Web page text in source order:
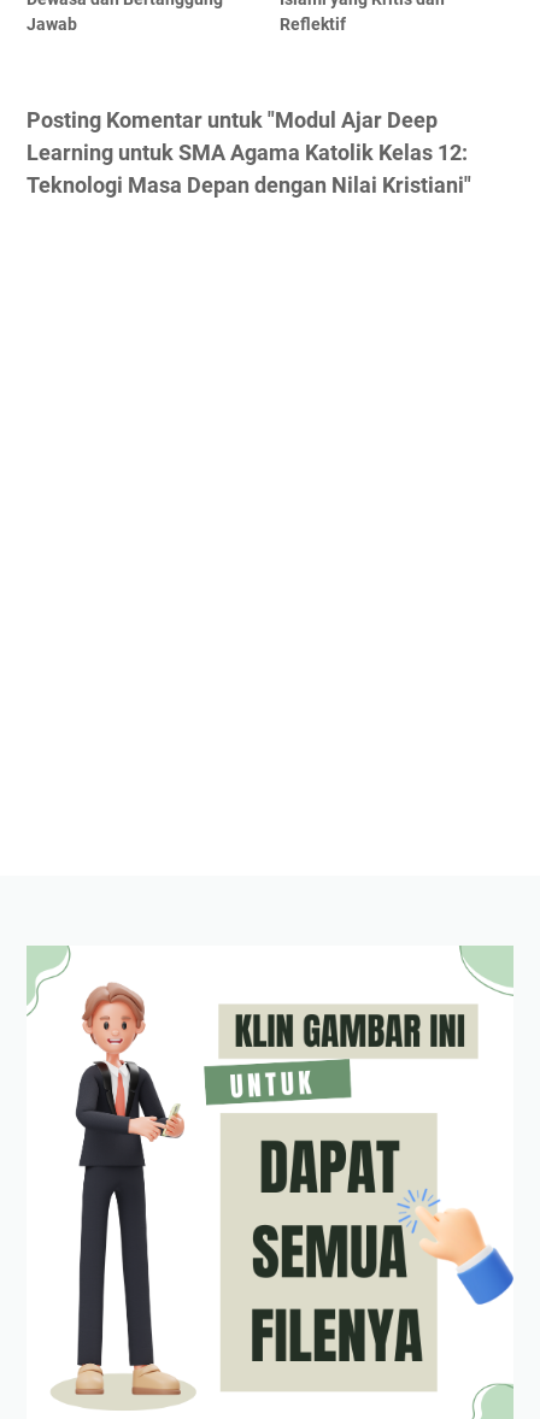
Jawab
Reflektif
Posting Komentar untuk "Modul Ajar Deep
Learning untuk SMA Agama Katolik Kelas 12:
Teknologi Masa Depan dengan Nilai Kristiani"